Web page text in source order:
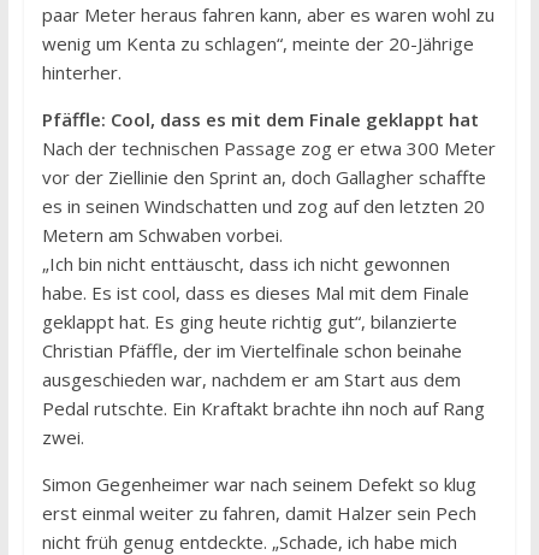
paar Meter heraus fahren kann, aber es waren wohl zu
wenig um Kenta zu schlagen“, meinte der 20-Jährige
hinterher.
Pfäffle: Cool, dass es mit dem Finale geklappt hat
Nach der technischen Passage zog er etwa 300 Meter
vor der Ziellinie den Sprint an, doch Gallagher schaffte
es in seinen Windschatten und zog auf den letzten 20
Metern am Schwaben vorbei.
„Ich bin nicht enttäuscht, dass ich nicht gewonnen
habe. Es ist cool, dass es dieses Mal mit dem Finale
geklappt hat. Es ging heute richtig gut“, bilanzierte
Christian Pfäffle, der im Viertelfinale schon beinahe
ausgeschieden war, nachdem er am Start aus dem
Pedal rutschte. Ein Kraftakt brachte ihn noch auf Rang
zwei.
Simon Gegenheimer war nach seinem Defekt so klug
erst einmal weiter zu fahren, damit Halzer sein Pech
nicht früh genug entdeckte. „Schade, ich habe mich